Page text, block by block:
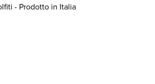
- Prodotto in Italia